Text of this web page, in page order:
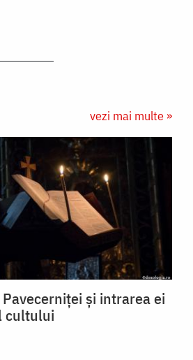
vezi mai multe »
și intrarea ei
cultului